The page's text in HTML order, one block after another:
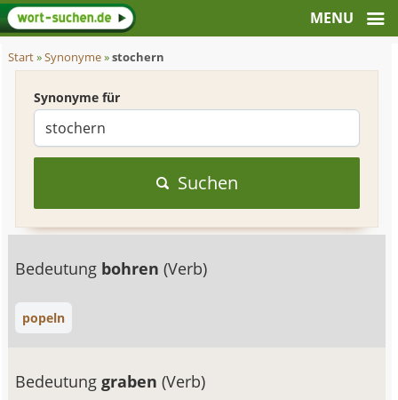
Start»Synonyme»stochern
Synonyme für
Suchen
Bedeutung bohren(Verb)
popeln
Bedeutunggraben(Verb)